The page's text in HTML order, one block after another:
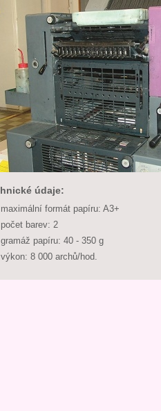
údaje:
maximální formát papíru: A3+
počet barev: 2
gramáž papíru: 40 - 350 g
výkon: 8 000 archů/hod.